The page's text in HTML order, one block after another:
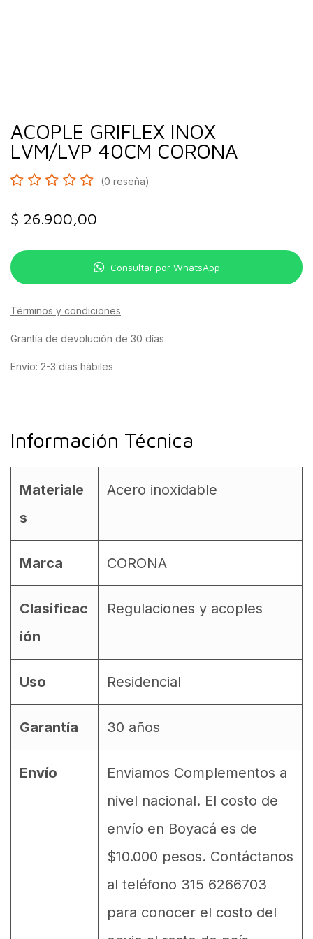
ACOPLE GRIFLEX INOX
LVM/LVP 40CM CORONA
(0 reseña)
$ 26.900,00
Consultar por WhatsApp
Términos y condiciones
Grantía de devolución de 30 días
Envío: 2-3 días hábiles
Información Técnica
Materiale
s
Acero inoxidable
Marca CORONA
Clasificac
ión
Regulaciones y acoples
Uso Residencial
Garantía 30 años
Envío
Enviamos Complementos a
nivel nacional. El costo de
envío en Boyacá es de
$10.000 pesos. Contáctanos
al teléfono 315 6266703
para conocer el costo del